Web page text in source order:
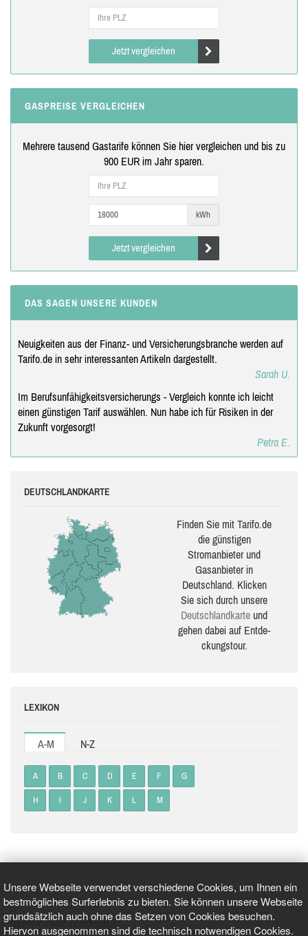
Unsere Webseite verwendet verschiedene Cookies, um Ihnen ein
bestmögliches Surferlebnis zu bieten. Sie können unsere Webseite
grundsätzlich auch ohne das Setzen von Cookies besuchen.
Hiervon ausgenommen sind die technisch notwendigen Cookies.
Jetzt vergleichen
GASPREISE VERGLEICHEN
Mehrere tausend Gastarife können Sie hier vergleichen und bis zu
900 EUR im Jahr sparen.
kWh
Jetzt vergleichen
DAS SAGEN UNSERE KUNDEN
Neuigkeiten aus der Finanz- und Versicherungsbranche werden auf
Tarifo.de in sehr interessanten Artikeln dargestellt.
Sarah U.
Im Berufsunfähigkeitsversicherungs - Vergleich konnte ich leicht
einen günstigen Tarif auswählen. Nun habe ich für Risiken in der
Zukunft vorgesorgt!
Petra E.
DEUTSCHLANDKARTE
Finden Sie mit Tarifo.de
die güns­ti­gen
Stromanbieter und
Gasanbieter in
Deutschland. Klicken
Sie sich durch unsere
Deutsch­land­karte und
gehen dabei auf Ent­de­
ckungs­tour.
LEXIKON
A-M N-Z
A B C D E F G
H I J K L M
GEPRÜFT UND ZERTIFIZIERT